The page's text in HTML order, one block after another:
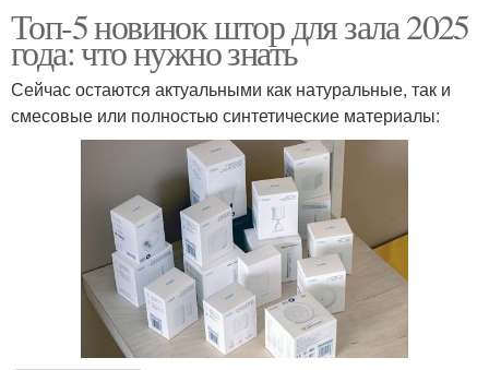
Топ-5 новинок штор для зала 2025
года: что нужно знать
Сейчас остаются актуальными как натуральные, так и
смесовые или полностью синтетические материалы: